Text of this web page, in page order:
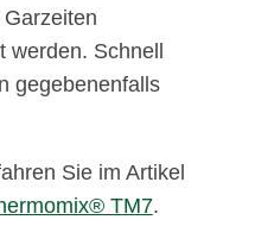
Schnell
gegebenenfalls
Sie im Artikel
TM7.